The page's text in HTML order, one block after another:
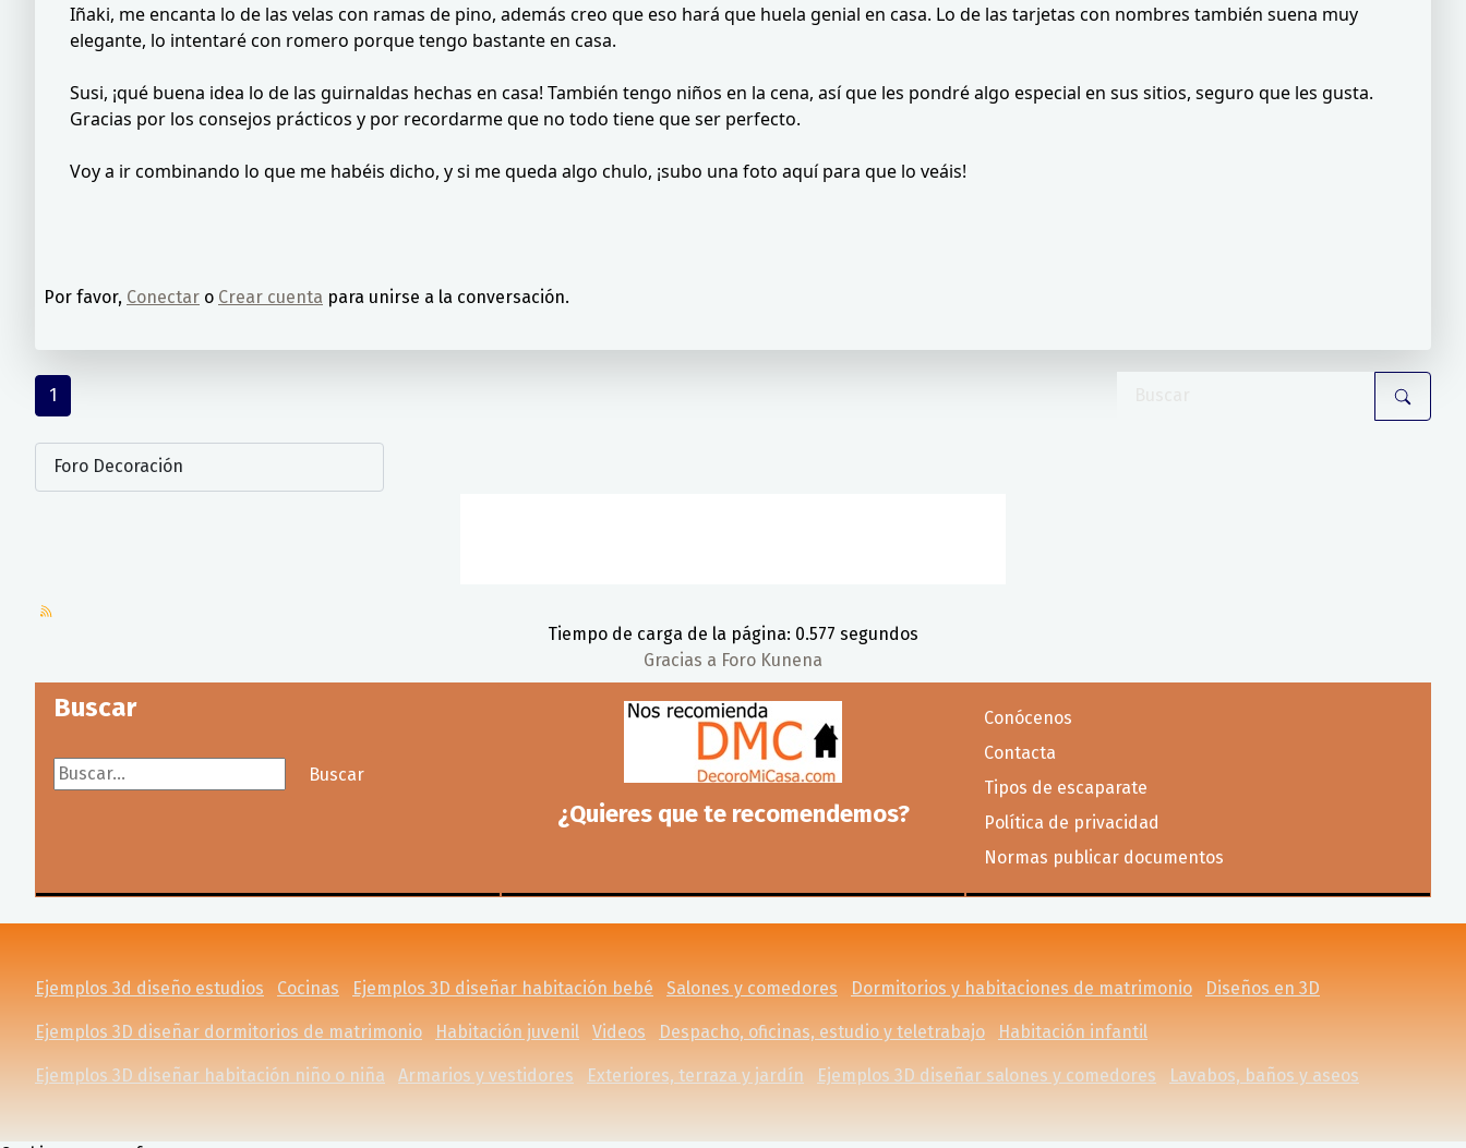
Iñaki, me encanta lo de las velas con ramas de pino, además creo que eso hará que huela genial en casa. Lo de las tarjetas con nombres también suena muy
elegante, lo intentaré con romero porque tengo bastante en casa.
Susi, ¡qué buena idea lo de las guirnaldas hechas en casa! También tengo niños en la cena, así que les pondré algo especial en sus sitios, seguro que les gusta.
Gracias por los consejos prácticos y por recordarme que no todo tiene que ser perfecto.
Voy a ir combinando lo que me habéis dicho, y si me queda algo chulo, ¡subo una foto aquí para que lo veáis!
Por favor, Conectar o Crear cuenta para unirse a la conversación.
1
Tiempo de carga de la página: 0.577 segundos
Gracias a Foro Kunena
Buscar
Buscar...
Buscar
¿Quieres que te recomendemos?
Conócenos
Contacta
Tipos de escaparate
Política de privacidad
Normas publicar documentos
Ejemplos 3d diseño estudios Cocinas Ejemplos 3D diseñar habitación bebé Salones y comedores Dormitorios y habitaciones de matrimonio Diseños en 3D
Ejemplos 3D diseñar dormitorios de matrimonio Habitación juvenil Videos Despacho, oficinas, estudio y teletrabajo Habitación infantil
Ejemplos 3D diseñar habitación niño o niña Armarios y vestidores Exteriores, terraza y jardín Ejemplos 3D diseñar salones y comedores Lavabos, baños y aseos